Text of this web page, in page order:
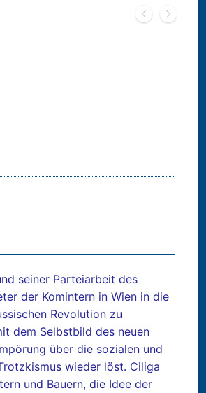
seiner Parteiarbeit des
der Komintern in Wien in die
Revolution zu
dem Selbstbild des neuen
über die sozialen und
wieder löst. Ciliga
und Bauern, die Idee der